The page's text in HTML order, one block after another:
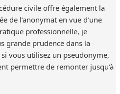
civile offre également la
de l’anonymat en vue d’une
professionnelle, je
grande prudence dans la
vous utilisez un pseudonyme,
permettre de remonter jusqu’à